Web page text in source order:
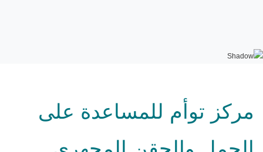
مركز توأم للمساعدة على